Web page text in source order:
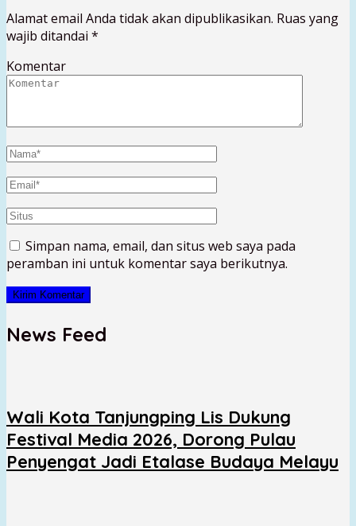
Alamat email Anda tidak akan dipublikasikan. Ruas yang
wajib ditandai *
Komentar
Simpan nama, email, dan situs web saya pada
peramban ini untuk komentar saya berikutnya.
News Feed
Wali Kota Tanjungping Lis Dukung
Festival Media 2026, Dorong Pulau
Penyengat Jadi Etalase Budaya Melayu